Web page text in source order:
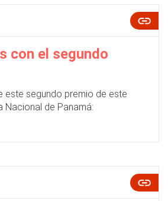
con el segundo
este segundo premio de este
Nacional de Panamá: